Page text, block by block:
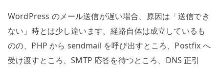
ち
時
間
を
WordPress のメール送信が遅い場合、原因は「送信でき
ない」時とは少し違います。経路自体は成立しているも
のの、PHP から sendmail を呼び出すところ、Postfix へ
受け渡すところ、SMTP 応答を待つところ、DNS 正引